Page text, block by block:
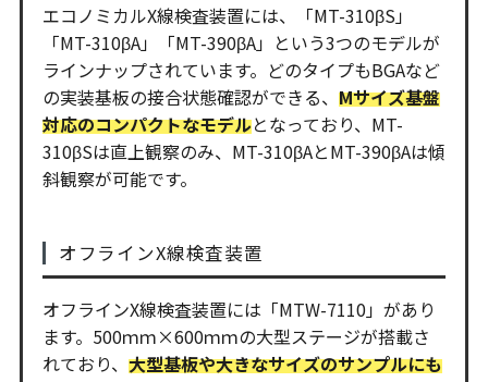
エコノミカルX線検査装置には、「MT-310βS」
「MT-310βA」「MT-390βA」という3つのモデルが
ラインナップされています。どのタイプもBGAなど
の実装基板の接合状態確認ができる、 Mサイズ基盤
対応のコンパクトなモデルとなっており、MT-
310βSは直上観察のみ、MT-310βAとMT-390βAは傾
斜観察が可能です。
オフラインX線検査装置
オフラインX線検査装置には「MTW-7110」があり
ます。500ｍｍ×600ｍｍの大型ステージが搭載さ
れており、 大型基板や大きなサイズのサンプルにも